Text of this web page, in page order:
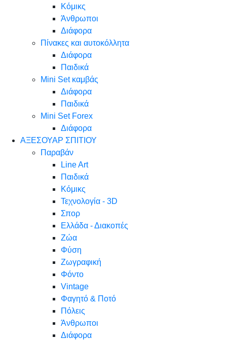
Κόμικς
Άνθρωποι
Διάφορα
Πίνακες και αυτοκόλλητα
Διάφορα
Παιδικά
Mini Set καμβάς
Διάφορα
Παιδικά
Mini Set Forex
Διάφορα
ΑΞΕΣΟΥΑΡ ΣΠΙΤΙΟΥ
Παραβάν
Line Art
Παιδικά
Κόμικς
Τεχνολογία - 3D
Σπορ
Ελλάδα - Διακοπές
Ζώα
Φύση
Ζωγραφική
Φόντο
Vintage
Φαγητό & Ποτό
Πόλεις
Άνθρωποι
Διάφορα